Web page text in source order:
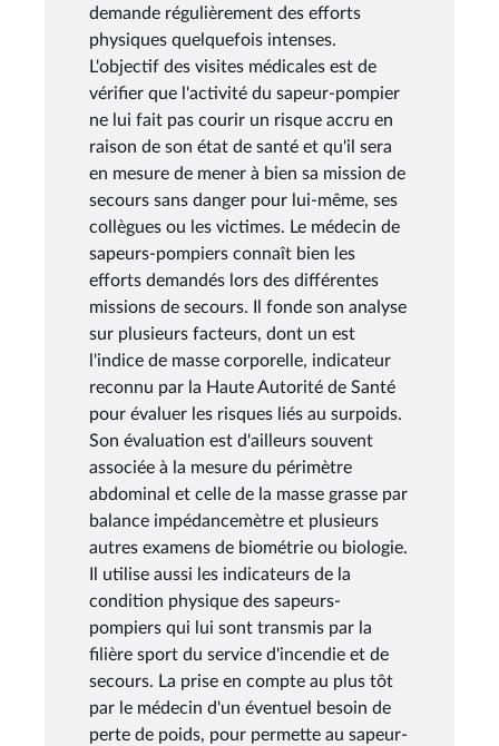
demande régulièrement des efforts
physiques quelquefois intenses.
L'objectif des visites médicales est de
vérifier que l'activité du sapeur-pompier
ne lui fait pas courir un risque accru en
raison de son état de santé et qu'il sera
en mesure de mener à bien sa mission de
secours sans danger pour lui-même, ses
collègues ou les victimes. Le médecin de
sapeurs-pompiers connaît bien les
efforts demandés lors des différentes
missions de secours. Il fonde son analyse
sur plusieurs facteurs, dont un est
l'indice de masse corporelle, indicateur
reconnu par la Haute Autorité de Santé
pour évaluer les risques liés au surpoids.
Son évaluation est d'ailleurs souvent
associée à la mesure du périmètre
abdominal et celle de la masse grasse par
balance impédancemètre et plusieurs
autres examens de biométrie ou biologie.
Il utilise aussi les indicateurs de la
condition physique des sapeurs-
pompiers qui lui sont transmis par la
filière sport du service d'incendie et de
secours. La prise en compte au plus tôt
par le médecin d'un éventuel besoin de
perte de poids, pour permette au sapeur-